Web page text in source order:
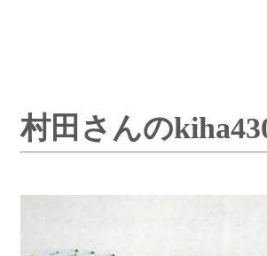
村田さんの